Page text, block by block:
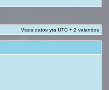
Visos datos yra UTC + 2 valandos